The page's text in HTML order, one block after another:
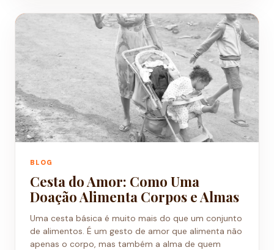
BLOG
Cesta do Amor: Como Uma
Doação Alimenta Corpos e Almas
Uma cesta básica é muito mais do que um conjunto
de alimentos. É um gesto de amor que alimenta não
apenas o corpo, mas também a alma de quem